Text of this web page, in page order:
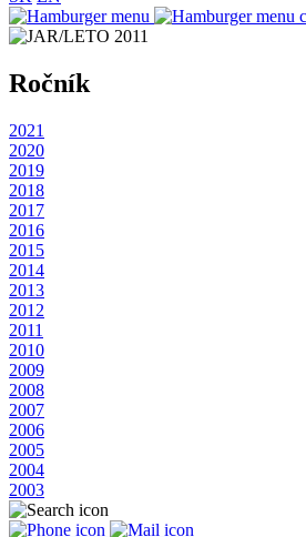
Ročník
2021
2020
2019
2018
2017
2016
2015
2014
2013
2012
2011
2010
2009
2008
2007
2006
2005
2004
2003